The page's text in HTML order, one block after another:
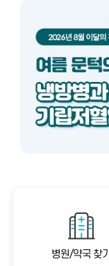
병원/약국 찾기